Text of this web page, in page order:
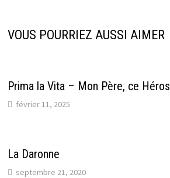
VOUS POURRIEZ AUSSI AIMER
Prima la Vita – Mon Père, ce Héros
février 11, 2025
La Daronne
septembre 21, 2020